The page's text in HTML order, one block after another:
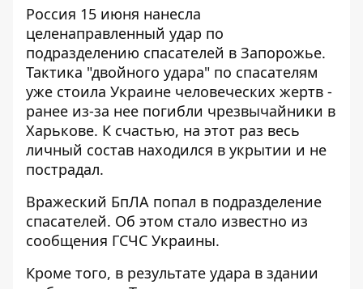
Россия 15 июня нанесла
целенаправленный удар по
подразделению спасателей в Запорожье.
Тактика "двойного удара" по спасателям
уже стоила Украине человеческих жертв -
ранее из-за нее погибли чрезвычайники в
Харькове. К счастью, на этот раз весь
личный состав находился в укрытии и не
пострадал.
Вражеский БпЛА попал в подразделение
спасателей. Об этом стало известно из
сообщения ГСЧС Украины.
Кроме того, в результате удара в здании